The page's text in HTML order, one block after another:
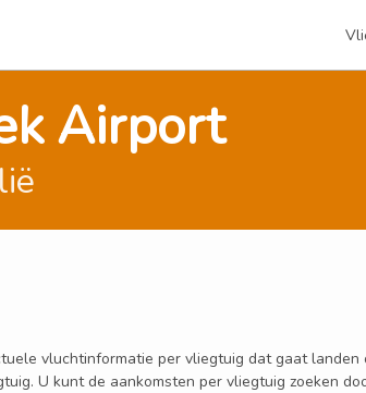
Airport
vluchtinformatie per vliegtuig dat gaat
U kunt de aankomsten per vliegtuig zoeken